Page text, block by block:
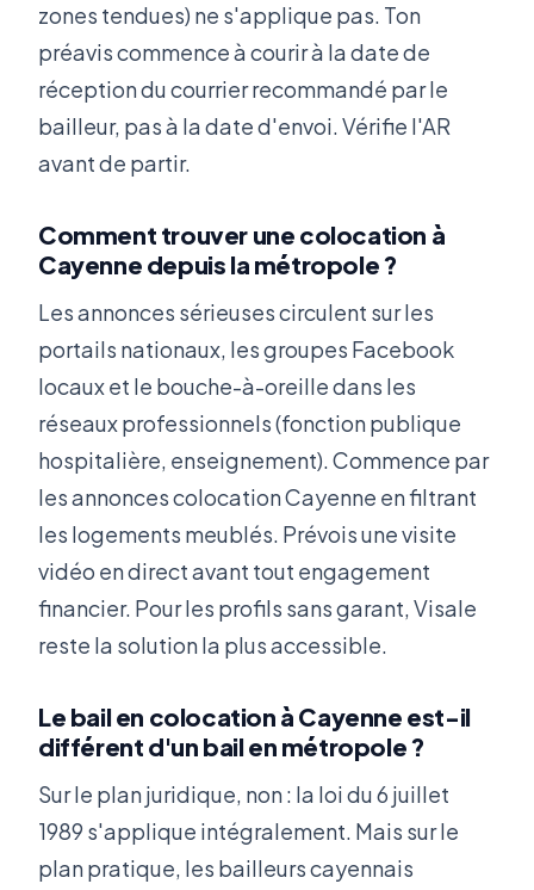
zones tendues) ne s'applique pas. Ton
préavis commence à courir à la date de
réception du courrier recommandé par le
bailleur, pas à la date d'envoi. Vérifie l'AR
avant de partir.
Comment trouver une colocation à
Cayenne depuis la métropole ?
Les annonces sérieuses circulent sur les
portails nationaux, les groupes Facebook
locaux et le bouche-à-oreille dans les
réseaux professionnels (fonction publique
hospitalière, enseignement). Commence par
les annonces colocation Cayenne en filtrant
les logements meublés. Prévois une visite
vidéo en direct avant tout engagement
financier. Pour les profils sans garant, Visale
reste la solution la plus accessible.
Le bail en colocation à Cayenne est-il
différent d'un bail en métropole ?
Sur le plan juridique, non : la loi du 6 juillet
1989 s'applique intégralement. Mais sur le
plan pratique, les bailleurs cayennais